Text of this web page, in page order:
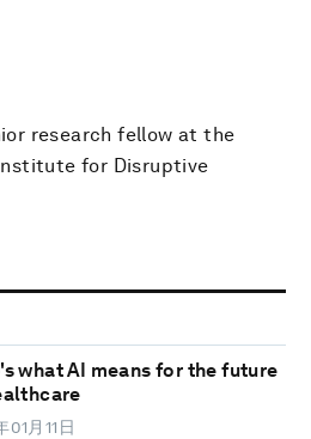
research fellow at the
for Disruptive
what AI means for the future
01月11日